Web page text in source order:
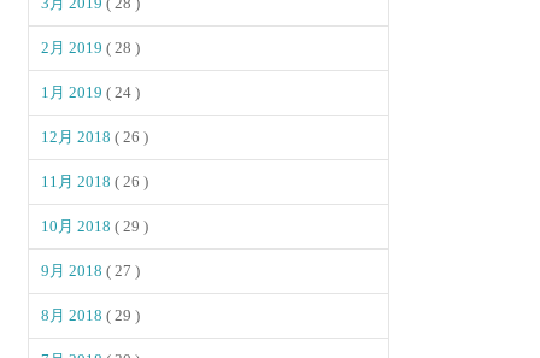
2月 2019( 28 )
1月 2019( 24 )
12月 2018( 26 )
11月 2018( 26 )
10月 2018( 29 )
9月 2018( 27 )
8月 2018( 29 )